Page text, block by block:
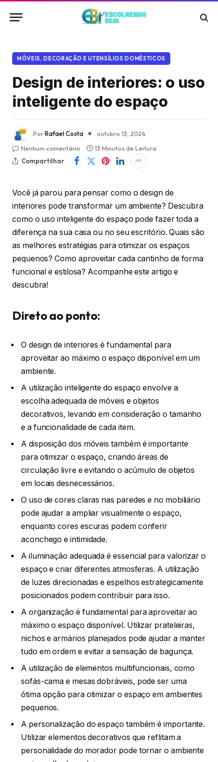
MÓVEIS, DECORAÇÃO E UTENSÍLIOS DOMÉSTICOS
Design de interiores: o uso
inteligente do espaço
PorRafael Costa
outubro 13, 2024
Nenhum comentário
13 Minutos de Leitura
Compartilhar
Você já parou para pensar como o design de
interiores pode transformar um ambiente? Descubra
como o uso inteligente do espaço pode fazer toda a
diferença na sua casa ou no seu escritório. Quais são
as melhores estratégias para otimizar os espaços
pequenos? Como aproveitar cada cantinho de forma
funcional e estilosa? Acompanhe este artigo e
descubra!
Direto ao ponto:
O design de interiores é fundamental para
aproveitar ao máximo o espaço disponível em um
ambiente.
A utilização inteligente do espaço envolve a
escolha adequada de móveis e objetos
decorativos, levando em consideração o tamanho
e a funcionalidade de cada item.
A disposição dos móveis também é importante
para otimizar o espaço, criando áreas de
circulação livre e evitando o acúmulo de objetos
em locais desnecessários.
O uso de cores claras nas paredes e no mobiliário
pode ajudar a ampliar visualmente o espaço,
enquanto cores escuras podem conferir
aconchego e intimidade.
A iluminação adequada é essencial para valorizar o
espaço e criar diferentes atmosferas. A utilização
de luzes direcionadas e espelhos estrategicamente
posicionados podem contribuir para isso.
A organização é fundamental para aproveitar ao
máximo o espaço disponível. Utilizar prateleiras,
nichos e armários planejados pode ajudar a manter
tudo em ordem e evitar a sensação de bagunça.
A utilização de elementos multifuncionais, como
sofás-cama e mesas dobráveis, pode ser uma
ótima opção para otimizar o espaço em ambientes
pequenos.
A personalização do espaço também é importante.
Utilizar elementos decorativos que reflitam a
personalidade do morador pode tornar o ambiente